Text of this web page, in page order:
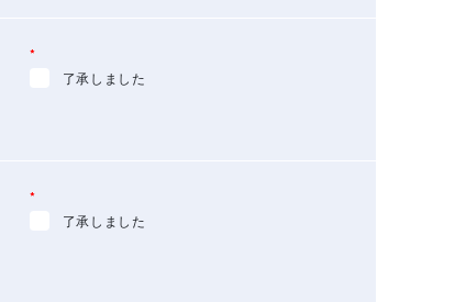
*
了承しました
*
了承しました